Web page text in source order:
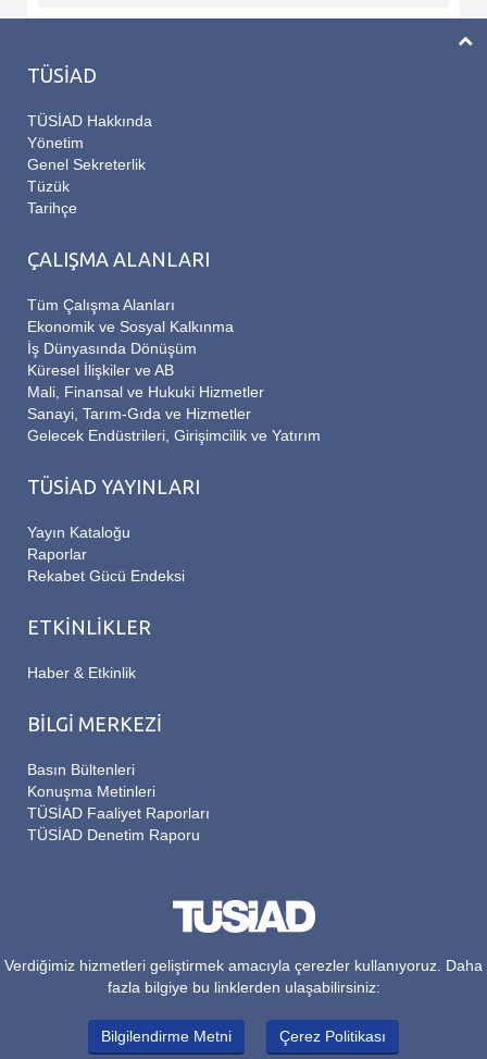
TÜSİAD
TÜSİAD Hakkında
Yönetim
Genel Sekreterlik
Tüzük
Tarihçe
ÇALIŞMA ALANLARI
Tüm Çalışma Alanları
Ekonomik ve Sosyal Kalkınma
İş Dünyasında Dönüşüm
Küresel İlişkiler ve AB
Mali, Finansal ve Hukuki Hizmetler
Sanayi, Tarım-Gıda ve Hizmetler
Gelecek Endüstrileri, Girişimcilik ve Yatırım
TÜSİAD YAYINLARI
Yayın Kataloğu
Raporlar
Rekabet Gücü Endeksi
ETKİNLİKLER
Haber & Etkinlik
BİLGİ MERKEZİ
Basın Bültenleri
Konuşma Metinleri
TÜSİAD Faaliyet Raporları
TÜSİAD Denetim Raporu
Verdiğimiz hizmetleri geliştirmek amacıyla çerezler kullanıyoruz. Daha
fazla bilgiye bu linklerden ulaşabilirsiniz:
Bilgilendirme Metni Çerez Politikası